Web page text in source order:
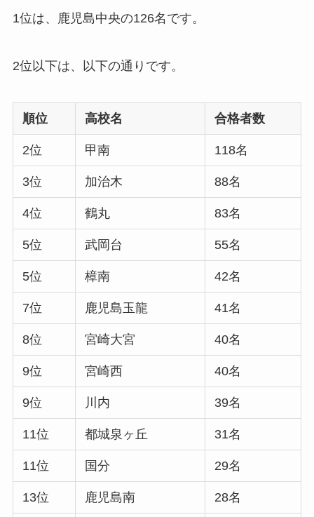
1位は、鹿児島中央の126名 です。
2位以下は、以下の通りです。
順位 高校名 合格者数
2位 甲南 118名
3位 加治木 88名
4位 鶴丸 83名
5位 武岡台 55名
5位 樟南 42名
7位 鹿児島玉龍 41名
8位 宮崎大宮 40名
9位 宮崎西 40名
9位 川内 39名
11位 都城泉ヶ丘 31名
11位 国分 29名
13位 鹿児島南 28名